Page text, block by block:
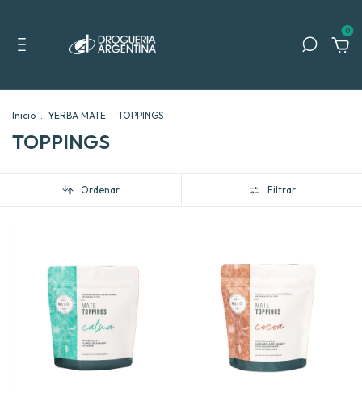
0
Inicio . YERBA MATE . TOPPINGS
TOPPINGS
Ordenar Filtrar